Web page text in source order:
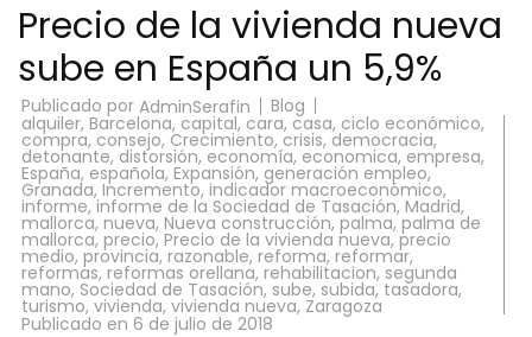
Precio de la vivienda nueva
sube en España un 5,9%
Publicado por AdminSerafin Blog
alquiler, Barcelona, capital, cara, casa, ciclo económico,
compra, consejo, Crecimiento, crisis, democracia,
detonante, distorsión, economía, economica, empresa,
España, española, Expansión, generación empleo,
Granada, Incremento, indicador macroeconómico,
informe,informe de la Sociedad de Tasación, Madrid,
mallorca, nueva, Nueva construcción, palma,palma de
mallorca, precio, Precio de la vivienda nueva, precio
medio, provincia, razonable, reforma, reformar,
reformas, reformas orellana, rehabilitacion, segunda
mano, Sociedad de Tasación, sube, subida, tasadora,
turismo, vivienda, vivienda nueva, Zaragoza
Publicado en 6 de julio de 2018